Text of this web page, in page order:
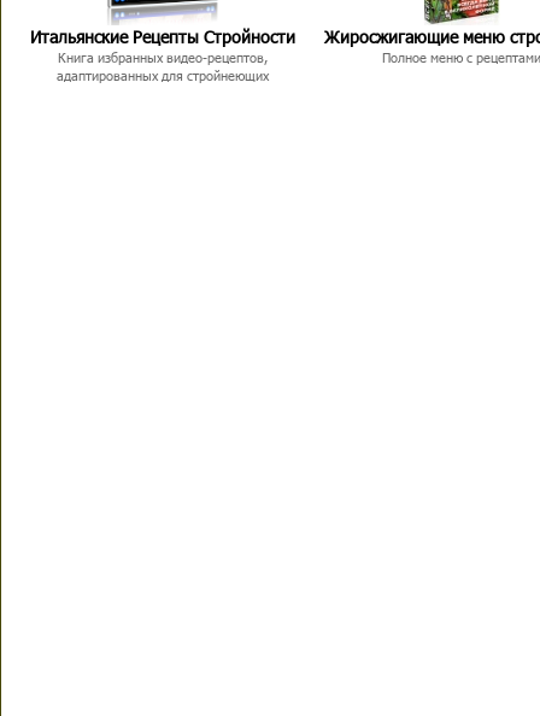
Итальянские Рецепты Стройности
Книга избранных видео-рецептов,
адаптированных для стройнеющих
Жиросжигающие меню
Полное меню с рецептами